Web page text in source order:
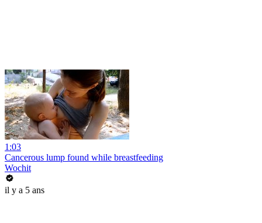
1:03
Cancerous lump found while breastfeeding
Wochit
il y a 5 ans